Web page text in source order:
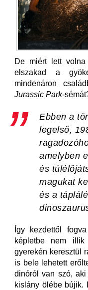
De miért lett
elszakad a
mindenáron
Jurassic Park-
Ebben a
legelső,
ragadozó
amelyben
és
magukat
és a
Így kezdettől
képletbe nem
gyerekén keresztül
is bele lehetett
dinóról van szó,
kislány ölébe bújik.